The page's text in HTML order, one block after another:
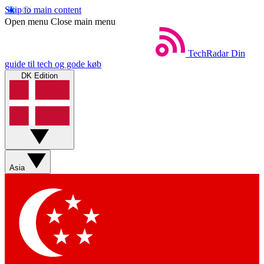
Skip to main content
Open menu Close main menu
TechRadar Din
guide til tech og gode køb
DK Edition
Asia